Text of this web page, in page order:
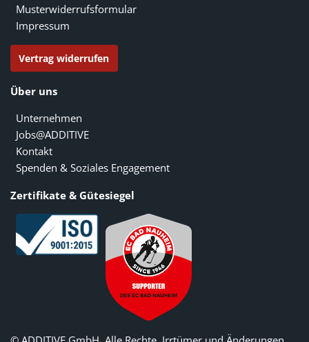
Musterwiderrufsformular
Impressum
Vertrag widerrufen
Über uns
Unternehmen
Jobs@ADDITIVE
Kontakt
Spenden & Soziales Engagement
Zertifikate & Gütesiegel